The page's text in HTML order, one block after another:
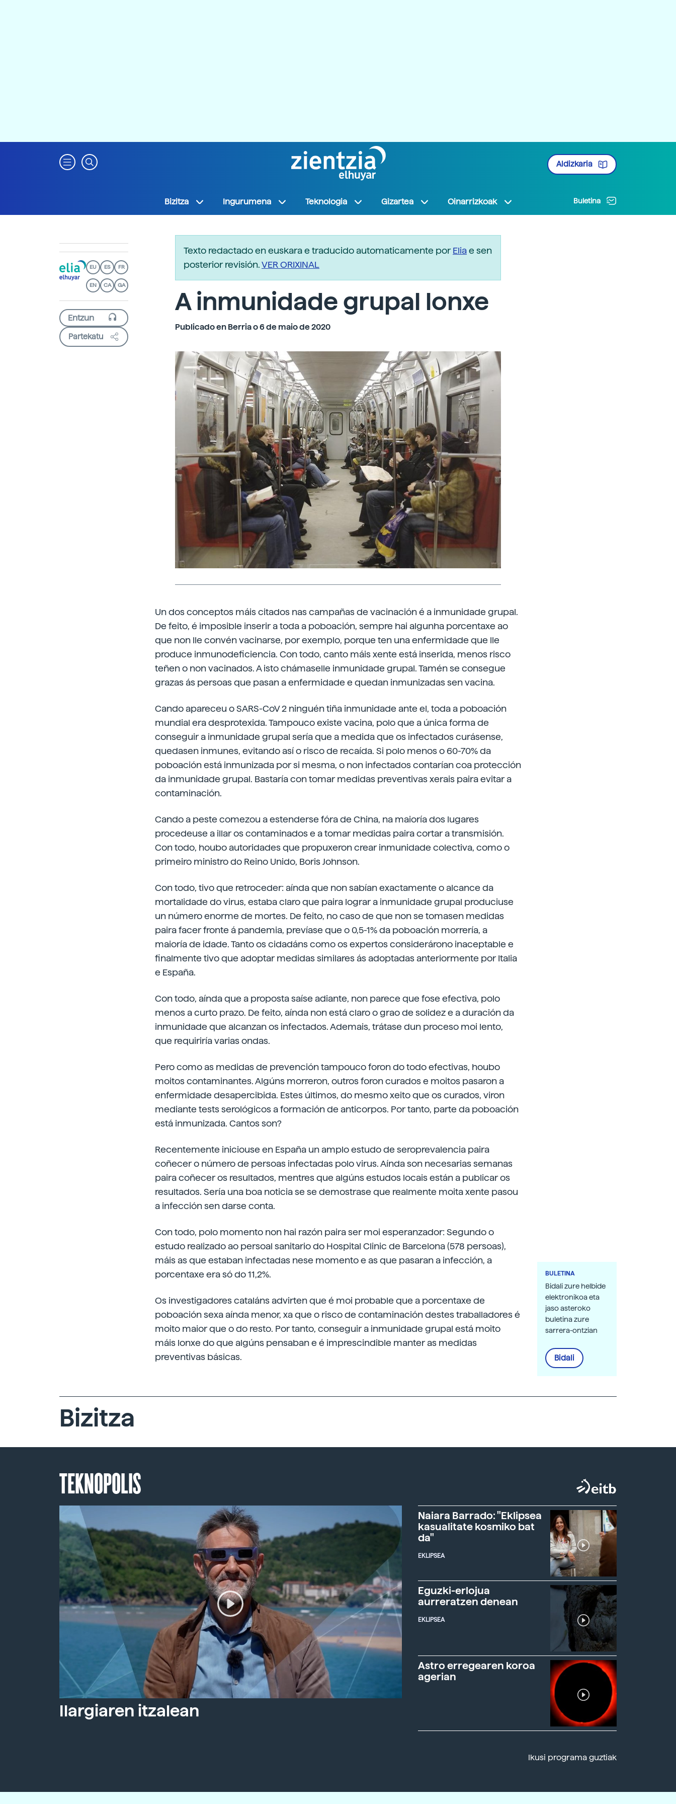
Aldizkaria
Bizitza Ingurumena Teknologia Gizartea Oinarrizkoak Buletina
EU ES FR
EN CA GA
Partekatu
Texto redactado en euskara e traducido automaticamente porEliae sen
posterior revisión.VER ORIXINAL
A inmunidade grupal lonxe
Publicado en Berria o 6 de maio de 2020
Un dos conceptos máis citados nas campañas de vacinación é a inmunidade grupal.
De feito, é imposible inserir a toda a poboación, sempre hai algunha porcentaxe ao
que non lle convén vacinarse, por exemplo, porque ten una enfermidade que lle
produce inmunodeficiencia. Con todo, canto máis xente está inserida, menos risco
teñen o non vacinados. A isto chámaselle inmunidade grupal. Tamén se consegue
grazas ás persoas que pasan a enfermidade e quedan inmunizadas sen vacina.
Cando apareceu o SARS-CoV 2 ninguén tiña inmunidade ante el, toda a poboación
mundial era desprotexida. Tampouco existe vacina, polo que a única forma de
conseguir a inmunidade grupal sería que a medida que os infectados curásense,
quedasen inmunes, evitando así o risco de recaída. Si polo menos o 60-70% da
poboación está inmunizada por si mesma, o non infectados contarían coa protección
da inmunidade grupal. Bastaría con tomar medidas preventivas xerais paira evitar a
contaminación.
Cando a peste comezou a estenderse fóra de China, na maioría dos lugares
procedeuse a illar os contaminados e a tomar medidas paira cortar a transmisión.
Con todo, houbo autoridades que propuxeron crear inmunidade colectiva, como o
primeiro ministro do Reino Unido, Boris Johnson.
Con todo, tivo que retroceder: aínda que non sabían exactamente o alcance da
mortalidade do virus, estaba claro que paira lograr a inmunidade grupal produciuse
un número enorme de mortes. De feito, no caso de que non se tomasen medidas
paira facer fronte á pandemia, prevíase que o 0,5-1% da poboación morrería, a
maioría de idade. Tanto os cidadáns como os expertos considerárono inaceptable e
finalmente tivo que adoptar medidas similares ás adoptadas anteriormente por Italia
e España.
Con todo, aínda que a proposta saíse adiante, non parece que fose efectiva, polo
menos a curto prazo. De feito, aínda non está claro o grao de solidez e a duración da
inmunidade que alcanzan os infectados. Ademais, trátase dun proceso moi lento,
que requiriría varias ondas.
Pero como as medidas de prevención tampouco foron do todo efectivas, houbo
moitos contaminantes. Algúns morreron, outros foron curados e moitos pasaron a
enfermidade desapercibida. Estes últimos, do mesmo xeito que os curados, viron
mediante tests serológicos a formación de anticorpos. Por tanto, parte da poboación
está inmunizada. Cantos son?
Recentemente iniciouse en España un amplo estudo de seroprevalencia paira
coñecer o número de persoas infectadas polo virus. Aínda son necesarias semanas
paira coñecer os resultados, mentres que algúns estudos locais están a publicar os
resultados. Sería una boa noticia se se demostrase que realmente moita xente pasou
a infección sen darse conta.
Con todo, polo momento non hai razón paira ser moi esperanzador: Segundo o
estudo realizado ao persoal sanitario do Hospital Clinic de Barcelona (578 persoas),
máis as que estaban infectadas nese momento e as que pasaran a infección, a
porcentaxe era só do 11,2%.
Os investigadores cataláns advirten que é moi probable que a porcentaxe de
poboación sexa aínda menor, xa que o risco de contaminación destes traballadores é
moito maior que o do resto. Por tanto, conseguir a inmunidade grupal está moito
máis lonxe do que algúns pensaban e é imprescindible manter as medidas
preventivas básicas.
BULETINA
Bidali zure helbide
elektronikoa eta
jaso asteroko
buletina zure
sarrera-ontzian
Bidali
Bizitza
TEKNOPOLIS
Ilargiaren itzalean
Naiara Barrado: "Eklipsea
kasualitate kosmiko bat
da"
EKLIPSEA
Eguzki-erlojua
aurreratzen denean
EKLIPSEA
Astro erregearen koroa
agerian
Ikusi programa guztiak